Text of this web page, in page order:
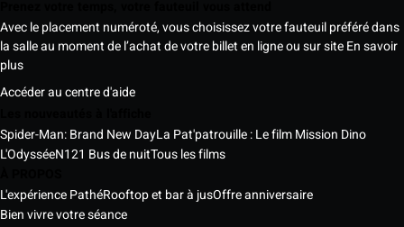
Avec le placement numéroté, vous choisissez votre fauteuil préféré dans
la salle au moment de l’achat de votre billet en ligne ou sur siteEn savoir
plus
Accéder au centre d'aide
Spider-Man: Brand New DayLa Pat'patrouille : Le film Mission Dino
L'OdysséeN121 Bus de nuitTous les films
L'expérience PathéRooftop et bar à jusOffre anniversaire
Bien vivre votre séance